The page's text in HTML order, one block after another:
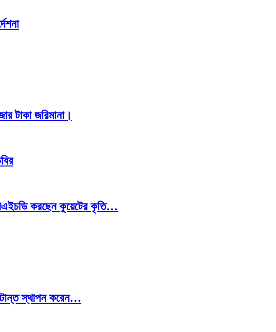
টাকা জরিমানা।
করছেন কুয়েটের কৃতি…
স্থাপন করেন…